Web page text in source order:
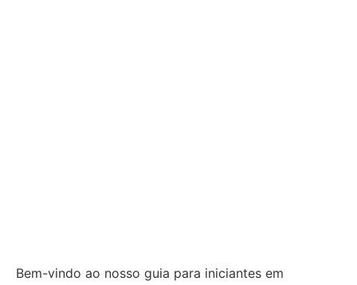
Bem-vindo ao nosso guia para iniciantes em